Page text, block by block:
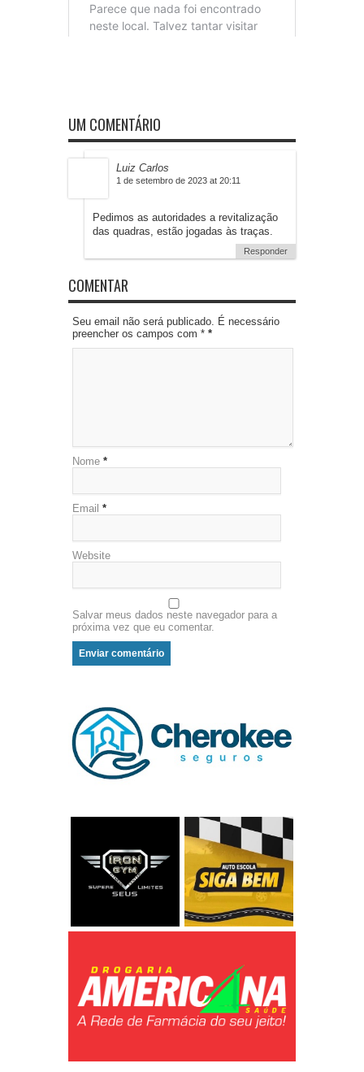
UM COMENTÁRIO
Luiz Carlos
1 de setembro de 2023 at 20:11
Pedimos as autoridades a revitalização
das quadras, estão jogadas às traças.
Responder
COMENTAR
Seu email não será publicado. É necessário
preencher os campos com * *
Nome *
Email *
Website
Salvar meus dados neste navegador para a
próxima vez que eu comentar.